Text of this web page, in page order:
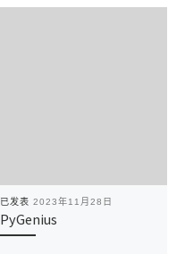
已发表 2023年11月28日
PyGenius